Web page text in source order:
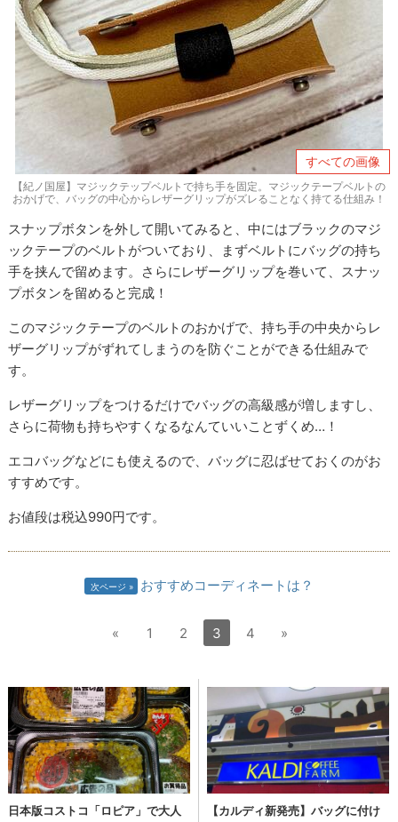
すべての画像
【紀ノ国屋】マジックテップベルトで持ち手を固定。マジックテープベルトの
おかげで、バッグの中心からレザーグリップがズレることなく持てる仕組み！
スナップボタンを外して開いてみると、中にはブラックのマジ
ックテープのベルトがついており、まずベルトにバッグの持ち
手を挟んで留めます。さらにレザーグリップを巻いて、スナッ
プボタンを留めると完成！
このマジックテープのベルトのおかげで、持ち手の中央からレ
ザーグリップがずれてしまうのを防ぐことができる仕組みで
す。
レザーグリップをつけるだけでバッグの高級感が増しますし、
さらに荷物も持ちやすくなるなんていいことずくめ…！
エコバッグなどにも使えるので、バッグに忍ばせておくのがお
すすめです。
お値段は税込990円です。
次ページ おすすめコーディネートは？
« 1 2 3 4 »